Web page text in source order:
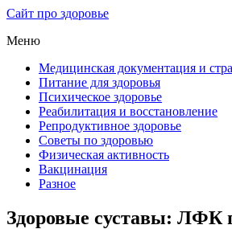
Сайт про здоровье
Меню
Медицинская документация и
Питание для здоровья
Психическое здоровье
Реабилитация и восстановление
Репродуктивное здоровье
Советы по здоровью
Физическая активность
Вакцинация
Разное
Здоровые суставы: ЛФК